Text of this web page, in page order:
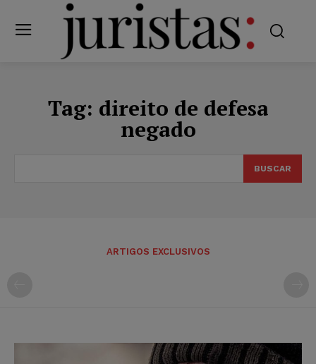
Tag: direito de defesa
negado
BUSCAR
ARTIGOS EXCLUSIVOS